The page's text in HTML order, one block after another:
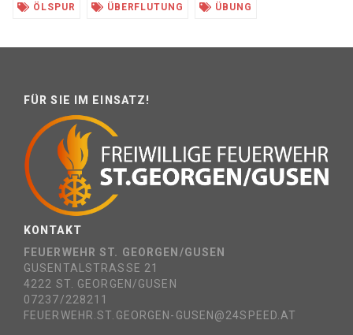
ÖLSPUR ÜBERFLUTUNG ÜBUNG
FÜR SIE IM EINSATZ!
KONTAKT
FEUERWEHR ST. GEORGEN/GUSEN
GUSENTALSTRASSE 21
4222 ST. GEORGEN/GUSEN
07237/228211
FEUERWEHR.ST.GEORGEN-GUSEN@24SPEED.AT